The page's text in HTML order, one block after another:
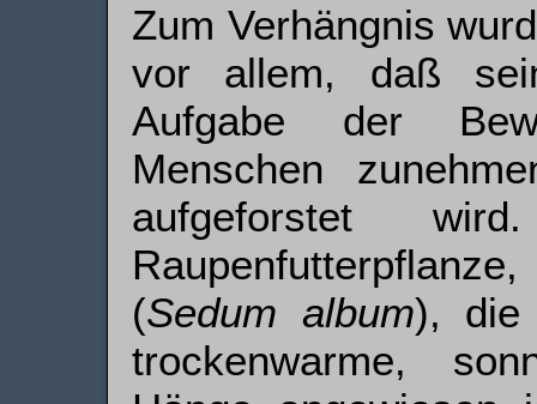
Zum Verhängnis
vor allem, daß
Aufgabe der
Menschen
aufgeforstet
(Sedum album), die
trockenwarme,